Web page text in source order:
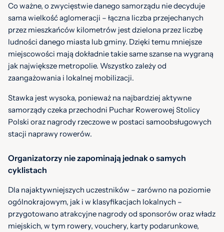
Co ważne, o zwycięstwie danego samorządu nie decyduje
sama wielkość aglomeracji – łączna liczba przejechanych
przez mieszkańców kilometrów jest dzielona przez liczbę
ludności danego miasta lub gminy. Dzięki temu mniejsze
miejscowości mają dokładnie takie same szanse na wygraną
jak największe metropolie. Wszystko zależy od
zaangażowania i lokalnej mobilizacji.
Stawka jest wysoka, ponieważ na najbardziej aktywne
samorządy czeka przechodni Puchar Rowerowej Stolicy
Polski oraz nagrody rzeczowe w postaci samoobsługowych
stacji naprawy rowerów.
Organizatorzy nie zapominają jednak o samych
cyklistach
Dla najaktywniejszych uczestników – zarówno na poziomie
ogólnokrajowym, jak i w klasyfikacjach lokalnych –
przygotowano atrakcyjne nagrody od sponsorów oraz władz
miejskich, w tym rowery, vouchery, karty podarunkowe,